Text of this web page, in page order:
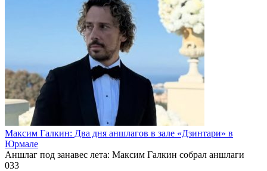
Максим Галкин: Два дня аншлагов в зале «Дзинтари» в
Юрмале
Аншлаг под занавес лета: Максим Галкин собрал аншлаги
033